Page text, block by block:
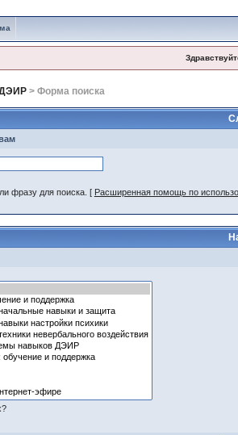
> Форма поиска
фразу для поиска. [ Расширенная помощь по